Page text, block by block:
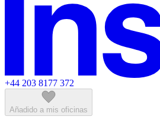
+44 203 8177 372
Añadido a mis oficinas